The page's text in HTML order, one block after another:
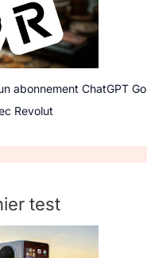
abonnement ChatGPT Go
Revolut
test